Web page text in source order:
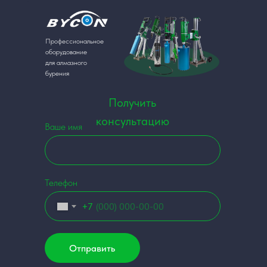
Профессиональное
оборудование
для алмазного
бурения
Получить
консультацию
Ваше имя
Телефон
+7
Отправить